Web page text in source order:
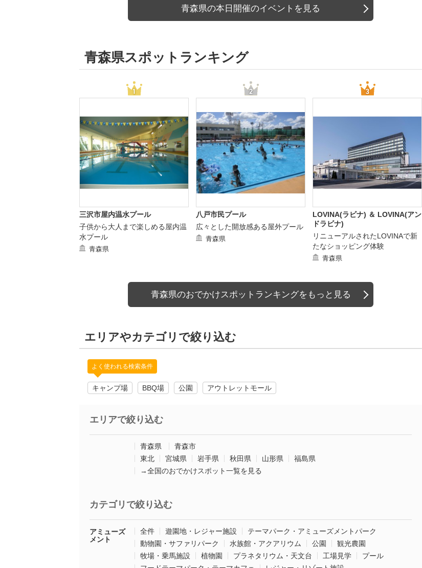
青森県の本日開催のイベントを見る
青森県スポットランキング
三沢市屋内温水プール
子供から大人まで楽しめる屋内温
水プール
青森県
八戸市民プール
広々とした開放感ある屋外プール
青森県
LOVINA(ラビナ) ＆ LOVINA(アン
ドラビナ)
リニューアルされたLOVINAで新
たなショッピング体験
青森県
青森県のおでかけスポットランキングをもっと見る
エリアやカテゴリで絞り込む
よく使われる検索条件
キャンプ場 BBQ場 公園 アウトレットモール
エリアで絞り込む
青森県
青森市
東北
宮城県 岩手県 秋田県 山形県
福島県
→全国のおでかけスポット一覧を見る
カテゴリで絞り込む
アミューズ
メント
全件 遊園地・レジャー施設
テーマパーク・アミューズメントパーク
動物園・サファリパーク
水族館・アクアリウム 公園
観光農園
牧場・乗馬施設
植物園 プラネタリウム・天文台 工場見学
プール